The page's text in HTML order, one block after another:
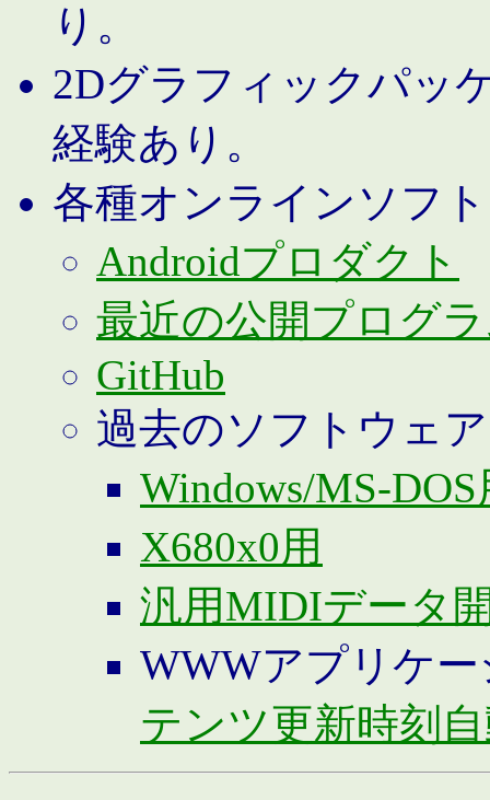
り。
2Dグラフィックパッ
経験あり。
各種オンラインソフ
Androidプロダクト
最近の公開プログ
GitHub
過去のソフトウェア
Windows/MS-DOS
X680x0用
汎用MIDIデータ
WWWアプリケ
テンツ更新時刻